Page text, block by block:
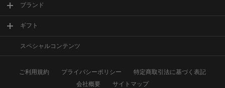
ブランド
ギフト
スペシャルコンテンツ
ご利用規約 プライバシーポリシー
特定商取引法に基づく表記
会社概要
サイトマップ